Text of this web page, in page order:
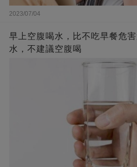
2023/07/04
早上空腹喝水，比不吃早餐危
水，不建議空腹喝